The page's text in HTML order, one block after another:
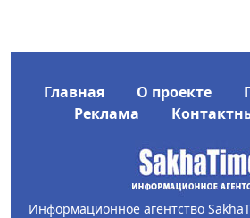
Главная О проекте
Реклама
Информационное агентство